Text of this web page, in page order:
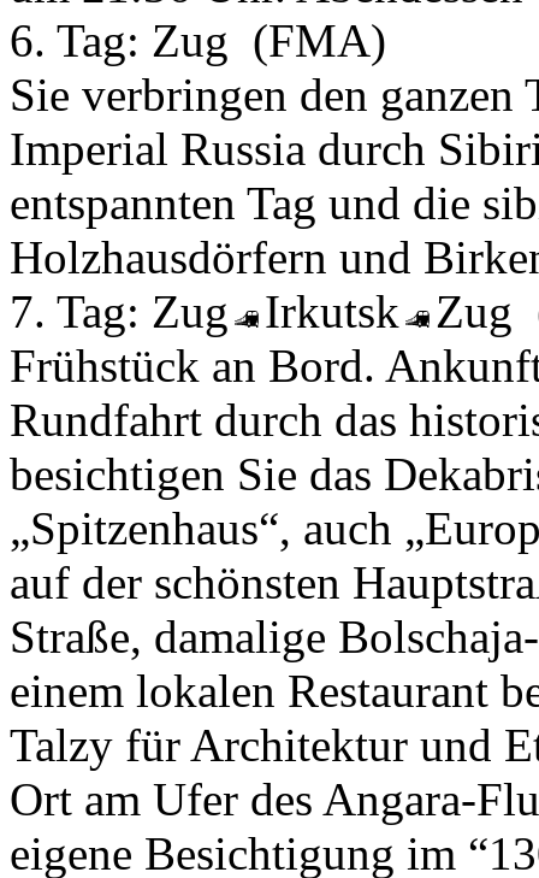
6. Tag: Zug (FMA)
Sie verbringen den
Imperial Russia durch
entspannten Tag und die
Holzhausdörfern und
7. Tag: Zug Irkutsk Zug
Frühstück an Bord.
Rundfahrt durch das
besichtigen Sie das
„Spitzenhaus“, auch
auf der schönsten
Straße, damalige
einem lokalen Restaurant
Talzy für Architektur und
Ort am Ufer des Angara-
eigene Besichtigung im